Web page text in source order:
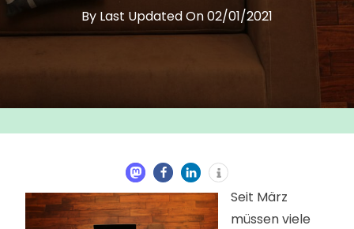
By Last Updated On02/01/2021
Seit März
müssen viele